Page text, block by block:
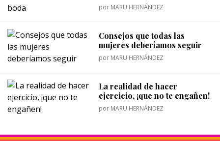
por MARU HERNÁNDEZ
Consejos que todas las
mujeres deberíamos seguir
por MARU HERNÁNDEZ
La realidad de hacer
ejercicio, ¡que no te engañen!
por MARU HERNÁNDEZ